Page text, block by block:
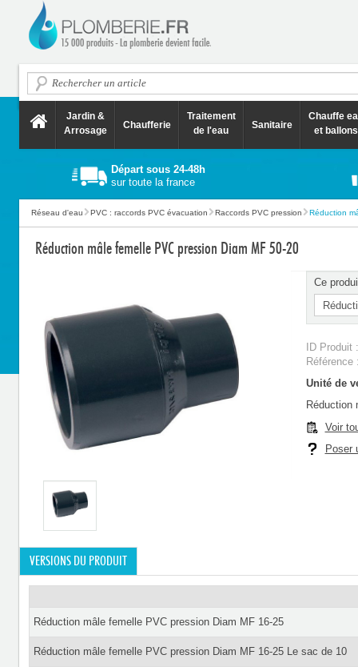
Jardin &
Arrosage
Chaufferie
Traitement
de l'eau
Sanitaire
Chauffe
et ballons
Départ sous 24-48h
sur toute la france
Réseau d'eau PVC : raccords PVC évacuation Raccords PVC pression Réduction
Réduction mâle femelle PVC pression Diam MF 50-20
Ce
ID Produit
Unité de
Réduction
Voir
Poser
VERSIONS DU PRODUIT
Réduction mâle femelle PVC pression Diam MF 16-25
Réduction mâle femelle PVC pression Diam MF 16-25 Le sac de 10